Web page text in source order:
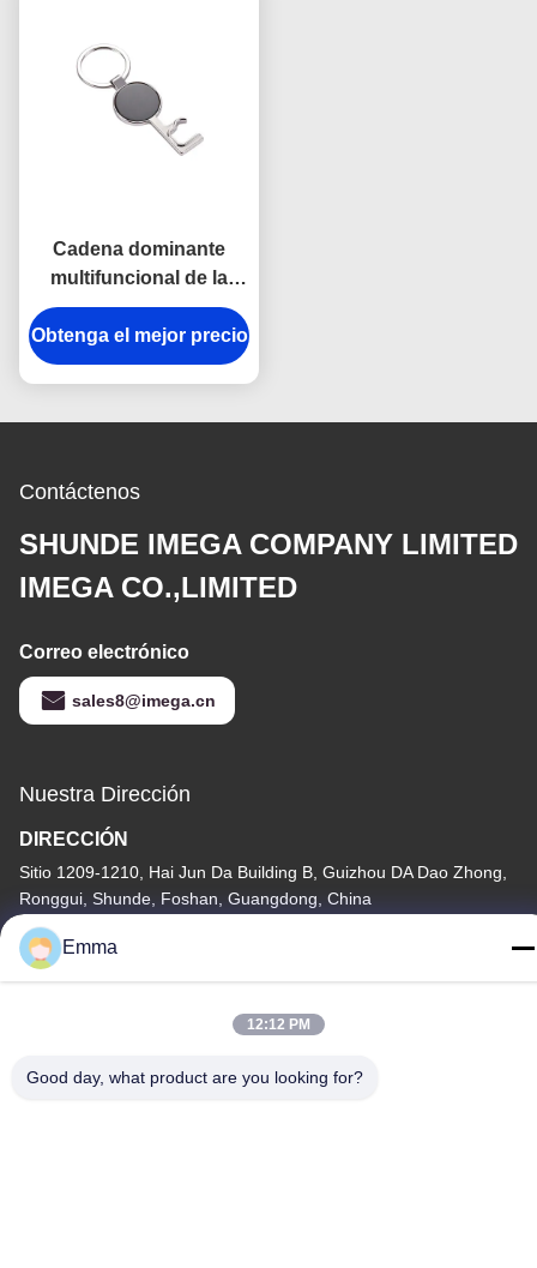
Cadena dominante
multifuncional de la
forma del vintage del
abrebotellas de la
cerveza de la aleación
Obtenga el mejor precio
Contáctenos
SHUNDE IMEGA COMPANY LIMITED
IMEGA CO.,LIMITED
Correo electrónico
sales8@imega.cn
Nuestra Dirección
DIRECCIÓN
Sitio 1209-1210, Hai Jun Da Building B, Guizhou DA Dao Zhong,
Ronggui, Shunde, Foshan, Guangdong, China
Tel
86-15816904632
Emma
12:12 PM
Good day, what product are you looking for?